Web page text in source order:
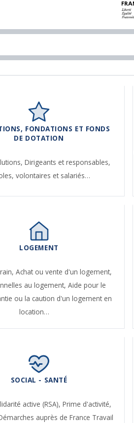
FONDATIONS ET FONDS
DE DOTATION
Dirigeants et responsables,
volontaires et salariés…
LOGEMENT
Achat ou vente d'un logement,
au logement,Aide pour le
ou la caution d'un logement en
location…
SOCIAL - SANTÉ
active (RSA),Prime d'activité,
auprès de France Travail